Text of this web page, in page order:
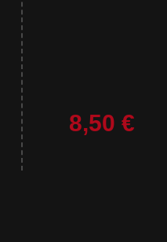
8,50 €